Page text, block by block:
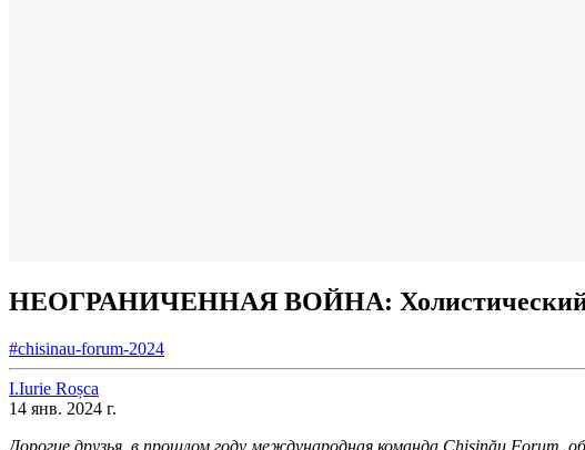
НЕОГРАНИЧЕННАЯ ВОЙНА: Холистический
#chisinau-forum-2024
I.Iurie Roșca
14 янв. 2024 г.